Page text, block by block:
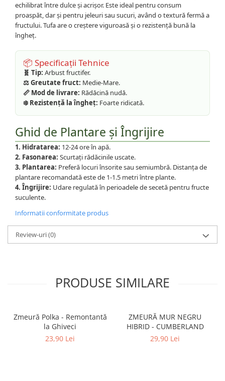
echilibrat între dulce și acrișor. Este ideal pentru consum
proaspăt, dar și pentru jeleuri sau sucuri, având o textură fermă a
fructului. Tufa are o creștere viguroasă și o rezistență bună la
îngheț.
📦 Specificații Tehnice
🧬 Tip: Arbust fructifer.
⚖️ Greutate fruct: Medie-Mare.
📏 Mod de livrare: Rădăcină nudă.
❄️ Rezistență la îngheț: Foarte ridicată.
Ghid de Plantare și Îngrijire
1. Hidratarea: 12-24 ore în apă.
2. Fasonarea: Scurtați rădăcinile uscate.
3. Plantarea: Preferă locuri însorite sau semiumbră. Distanța de
plantare recomandată este de 1-1.5 metri între plante.
4. Îngrijire: Udare regulată în perioadele de secetă pentru fructe
suculente.
Informatii conformitate produs
Review-uri(0)
PRODUSE SIMILARE
Zmeură Polka - Remontantă
la Ghiveci
23,90 Lei
ZMEURĂ MUR NEGRU
HIBRID - CUMBERLAND
29,90 Lei